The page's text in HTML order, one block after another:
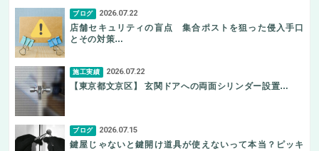
ブログ 2026.07.22
店舗セキュリティの盲点 集合ポストを狙った侵入手口
とその対策…
施工実績 2026.07.22
【東京都文京区】 玄関ドアへの両面シリンダー設置…
ブログ 2026.07.15
鍵屋じゃないと鍵開け道具が使えないって本当？ピッキ